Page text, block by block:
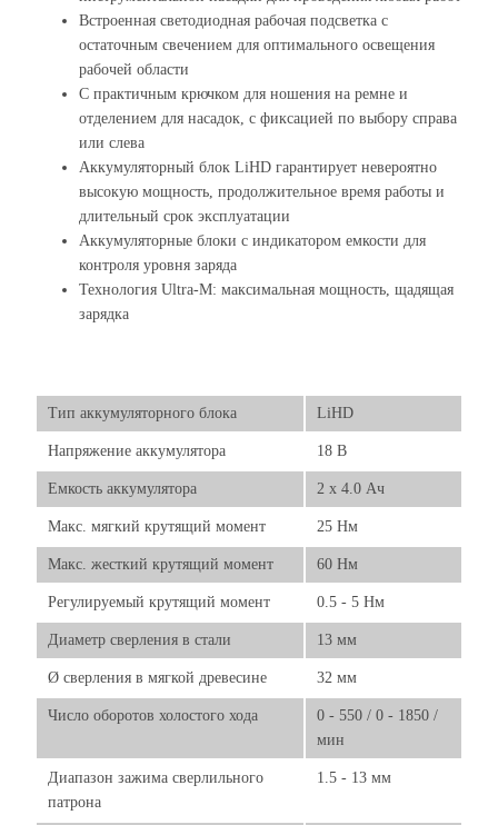
Встроенная светодиодная рабочая подсветка с
остаточным свечением для оптимального освещения
рабочей области
С практичным крючком для ношения на ремне и
отделением для насадок, с фиксацией по выбору справа
или слева
Аккумуляторный блок LiHD гарантирует невероятно
высокую мощность, продолжительное время работы и
длительный срок эксплуатации
Аккумуляторные блоки с индикатором емкости для
контроля уровня заряда
Технология Ultra-M: максимальная мощность, щадящая
зарядка
Тип аккумуляторного блока LiHD
Напряжение аккумулятора 18 В
Емкость аккумулятора 2 x 4.0 Ач
Макс. мягкий крутящий момент 25 Нм
Макс. жесткий крутящий момент 60 Нм
Регулируемый крутящий момент 0.5 - 5 Нм
Диаметр сверления в стали 13 мм
Ø сверления в мягкой древесине 32 мм
Число оборотов холостого хода
0 - 550 / 0 - 1850 /
мин
Диапазон зажима сверлильного
патрона
1.5 - 13 мм